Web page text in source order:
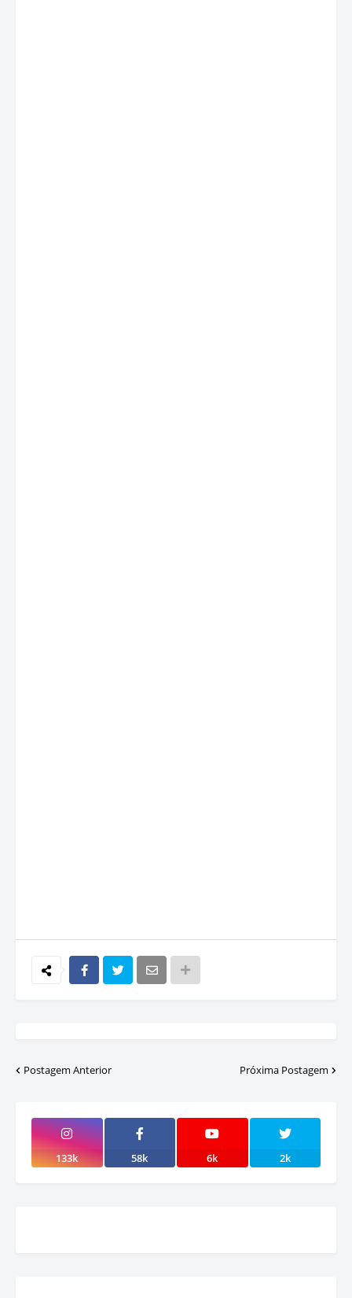
Postagem Anterior Próxima Postagem
133k 58k 6k 2k